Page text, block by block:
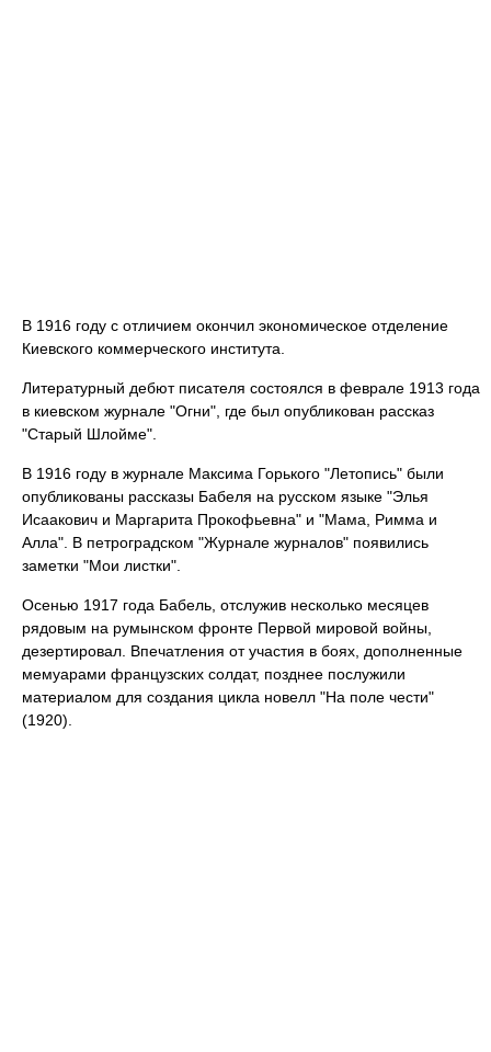
В 1916 году с отличием окончил экономическое отделение
Киевского коммерческого института.
Литературный дебют писателя состоялся в феврале 1913 года
в киевском журнале "Огни", где был опубликован рассказ
"Старый Шлойме".
В 1916 году в журнале Максима Горького "Летопись" были
опубликованы рассказы Бабеля на русском языке "Элья
Исаакович и Маргарита Прокофьевна" и "Мама, Римма и
Алла". В петроградском "Журнале журналов" появились
заметки "Мои листки".
Осенью 1917 года Бабель, отслужив несколько месяцев
рядовым на румынском фронте Первой мировой войны,
дезертировал. Впечатления от участия в боях, дополненные
мемуарами французских солдат, позднее послужили
материалом для создания цикла новелл "На поле чести"
(1920).